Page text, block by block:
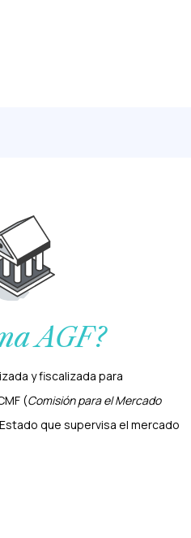
AGF?
y fiscalizada para
(Comisión para el Mercado
que supervisa el mercado